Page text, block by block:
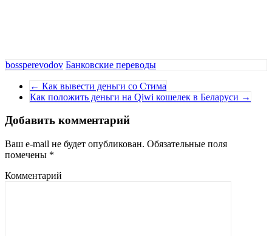
bossperevodov Банковские переводы
← Как вывести деньги со Стима
Как положить деньги на Qiwi кошелек в Беларуси →
Добавить комментарий
Ваш e-mail не будет опубликован. Обязательные поля
помечены *
Комментарий